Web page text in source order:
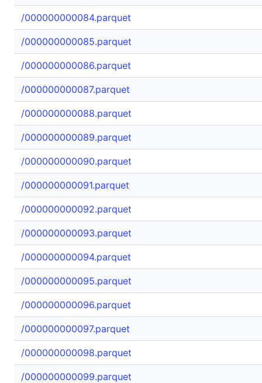
/000000000084.parquet
/000000000085.parquet
/000000000086.parquet
/000000000087.parquet
/000000000088.parquet
/000000000089.parquet
/000000000090.parquet
/000000000091.parquet
/000000000092.parquet
/000000000093.parquet
/000000000094.parquet
/000000000095.parquet
/000000000096.parquet
/000000000097.parquet
/000000000098.parquet
/000000000099.parquet